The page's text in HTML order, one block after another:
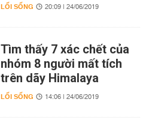
LỐI SỐNG 20:09 | 24/06/2019
Tìm thấy 7 xác chết của
nhóm 8 người mất tích
trên dãy Himalaya
LỐI SỐNG 14:06 | 24/06/2019